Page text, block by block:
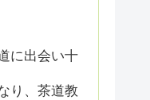
に出会い十
り、茶道教